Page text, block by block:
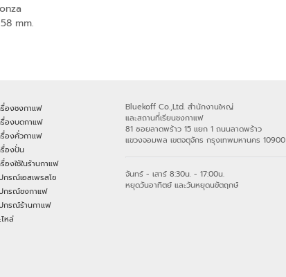
mm.
รื่องชงกาแฟ
รื่องบดกาแฟ
รื่องคั่วกาแฟ
รื่องปั่น
รื่องใช้ในร้านกาแฟ
กรณ์เอสเพรสโซ
กรณ์ชงกาแฟ
กรณ์ร้านกาแฟ
ไหล่
Bluekoff Co.,Ltd. สำนักงานใหญ่
และสถานที่เรียนชงกาแฟ
81 ซอยลาดพร้าว 15 แยก 1 ถนนลาดพร้าว
แขวงจอมพล เขตจตุจักร กรุงเทพมหานคร 10900
จันทร์ - เสาร์ 8:30น. - 17:00น.
หยุดวันอาทิตย์ และวันหยุดนขัตฤกษ์